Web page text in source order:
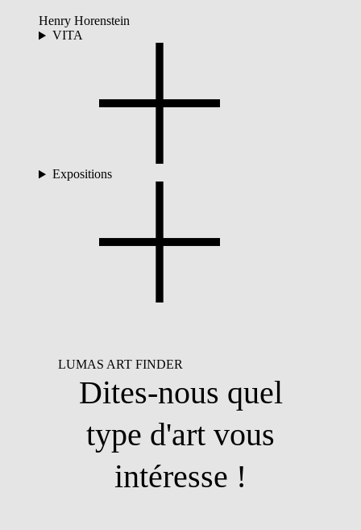
Henry Horenstein
VITA
Expositions
LUMAS ART FINDER
Dites-nous quel
type d'art vous
intéresse !